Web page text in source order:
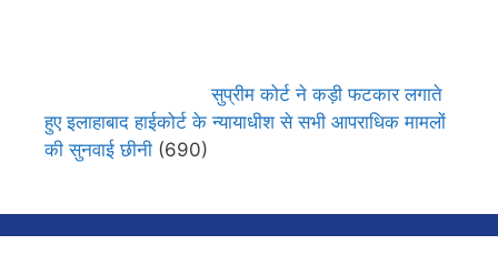
सुप्रीम कोर्ट ने कड़ी फटकार लगाते
हुए इलाहाबाद हाईकोर्ट के न्यायाधीश से सभी आपराधिक मामलों
की सुनवाई छीनी (690)